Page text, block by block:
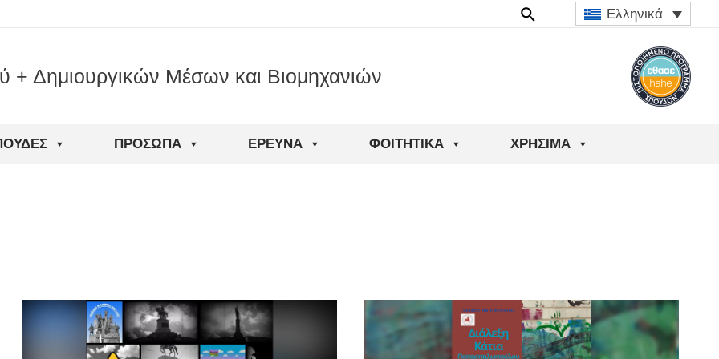
Ελληνικά
+ Δημιουργικών Μέσων και Βιομηχανιών
ΠΡΌΣΩΠΑ ΈΡΕΥΝΑ ΦΟΙΤΗΤΙΚΆ ΧΡΉΣΙΜΑ